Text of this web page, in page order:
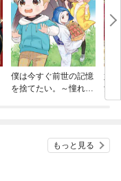
僕は今すぐ前世の記憶
を捨てたい。～憧れの
婚
女
もっと見る